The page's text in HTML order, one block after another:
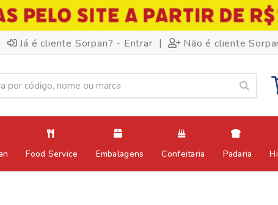
Já é cliente Sorpan? - Entrar | Não é cliente
Food Service Embalagens Confeitaria Padaria